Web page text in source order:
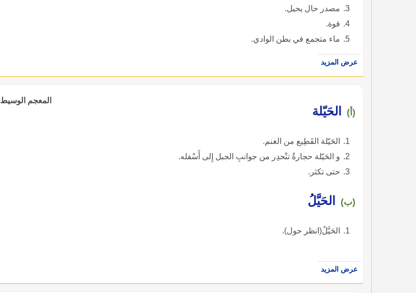
مصدر حال يحيل.
قوة.
ماء متجمع في بطن الوادي.
عرض المزيد
المعجم الوسيط
(أ) الحَيّلة
الحَيّلة القَطِيع من الغنم.
و الحَيّلة حجارةٌ تنْحدِر من جوانبِ الجبل إِلى أَسْفله.
حتى تكثر.
(ب) الحَيَّلُ
الحَيَّلُ(انظر حول).
عرض المزيد